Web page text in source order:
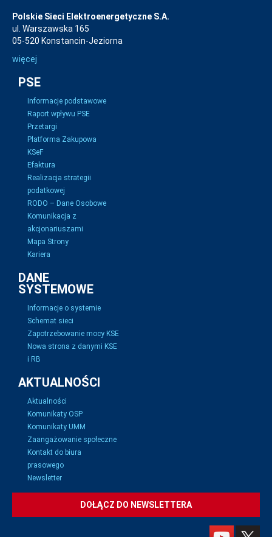
Polskie Sieci Elektroenergetyczne S.A.
ul. Warszawska 165
05-520 Konstancin-Jeziorna
więcej
PSE
Informacje podstawowe
Raport wpływu PSE
Przetargi
Platforma Zakupowa
KSeF
Efaktura
Realizacja strategii
podatkowej
RODO – Dane Osobowe
Komunikacja z
akcjonariuszami
Mapa Strony
Kariera
DANE
SYSTEMOWE
Informacje o systemie
Schemat sieci
Zapotrzebowanie mocy KSE
Nowa strona z danymi KSE
i RB
AKTUALNOŚCI
Aktualności
Komunikaty OSP
Komunikaty UMM
Zaangażowanie społeczne
Kontakt do biura
prasowego
Newsletter
DOŁĄCZ DO NEWSLETTERA